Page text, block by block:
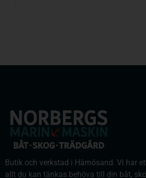
Butik och verkstad i Härnösand. Vi har
allt du kan tänkas behöva till din båt,